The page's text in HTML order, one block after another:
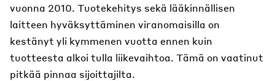
vuonna 2010. Tuotekehitys sekä lääkinnällisen
laitteen hyväksyttäminen viranomaisilla on
kestänyt yli kymmenen vuotta ennen kuin
tuotteesta alkoi tulla liikevaihtoa. Tämä on vaatinut
pitkää pinnaa sijoittajilta.